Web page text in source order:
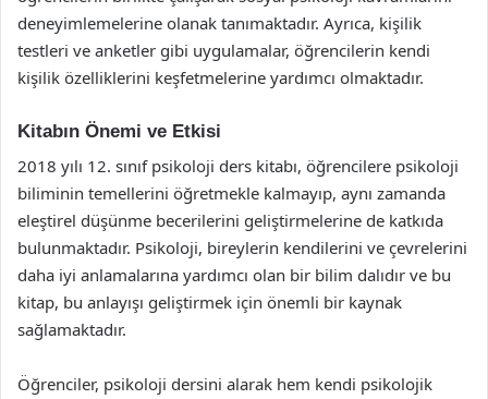
deneyimlemelerine olanak tanımaktadır. Ayrıca, kişilik
testleri ve anketler gibi uygulamalar, öğrencilerin kendi
kişilik özelliklerini keşfetmelerine yardımcı olmaktadır.
Kitabın Önemi ve Etkisi
2018 yılı 12. sınıf psikoloji ders kitabı, öğrencilere psikoloji
biliminin temellerini öğretmekle kalmayıp, aynı zamanda
eleştirel düşünme becerilerini geliştirmelerine de katkıda
bulunmaktadır. Psikoloji, bireylerin kendilerini ve çevrelerini
daha iyi anlamalarına yardımcı olan bir bilim dalıdır ve bu
kitap, bu anlayışı geliştirmek için önemli bir kaynak
sağlamaktadır.
Öğrenciler, psikoloji dersini alarak hem kendi psikolojik